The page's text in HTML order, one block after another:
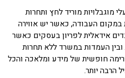
מוגבלויות מוריד לחץ ותחרות
במקום העבודה, כאשר יש אווירה
אידאלית לפריון בעסקים כאשר
העמדות במשרד ללא תחרות
חופשית של מידע ומלאכה והכל
הרבה יותר.